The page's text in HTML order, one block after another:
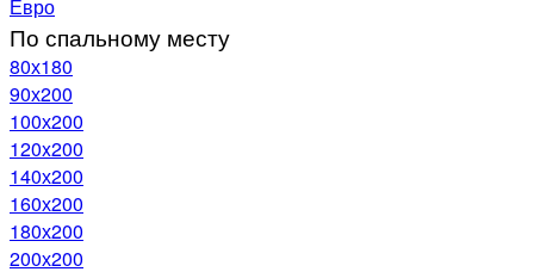
Евро
По спальному месту
80х180
90х200
100х200
120x200
140х200
160х200
180х200
200х200